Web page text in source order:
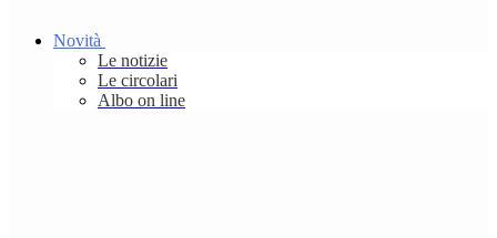
Novità
Le notizie
Le circolari
Albo on line